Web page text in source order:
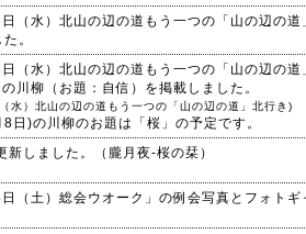
日（水）北山の辺の道もう一つの「山の辺の
。
日（水）北山の辺の道もう一つの「山の辺の
川柳（お題：自信）を掲載しました。
水）北山の辺の道もう一つの「山の辺の道」北行き)
日)の川柳のお題は「桜」の予定です。
新しました。（朧月夜-桜の栞）
日（土）総会ウオーク」の例会写真とフォト